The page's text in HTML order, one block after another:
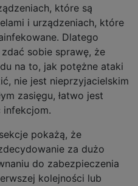
które są
i urządzeniach, które
Dlatego
sobie sprawę, że
na to, jak potężne ataki
nie jest nieprzyjacielskim
zasięgu, łatwo jest
infekcjom.
pokażą, że
za dużo
do zabezpieczenia
kolejności lub